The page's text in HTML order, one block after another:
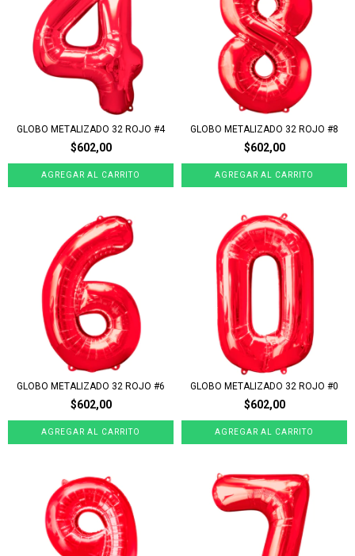
GLOBO METALIZADO 32 ROJO #4
$602,00
GLOBO METALIZADO 32 ROJO #8
$602,00
GLOBO METALIZADO 32 ROJO #6
$602,00
GLOBO METALIZADO 32 ROJO #0
$602,00